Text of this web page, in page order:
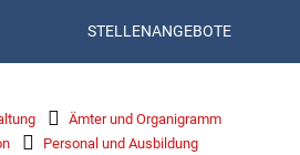
STELLENANGEBOTE
Ämter und Organigramm
Personal und Ausbildung